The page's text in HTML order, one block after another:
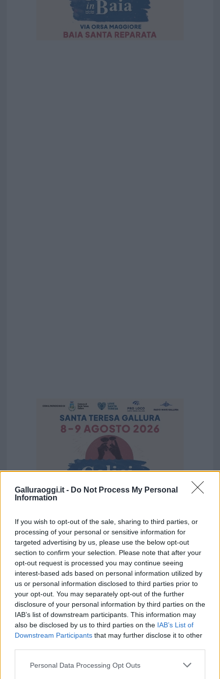
Galluraoggi.it - Do Not Process My Personal
Information
If you wish to opt-out of the sale, sharing to third parties, or
processing of your personal or sensitive information for
targeted advertising by us, please use the below opt-out
section to confirm your selection. Please note that after your
opt-out request is processed you may continue seeing
interest-based ads based on personal information utilized by
us or personal information disclosed to third parties prior to
your opt-out. You may separately opt-out of the further
disclosure of your personal information by third parties on the
IAB’s list of downstream participants. This information may
also be disclosed by us to third parties on the IAB’s List of
Downstream Participants that may further disclose it to other
Please note that this website/app uses one or more Google
Personal Data Processing Opt Outs
Vuoi rimuovere le pubblicità nazionali?
Puoi abbonarti asoli € 1,10 al mese
cliccandoqui
Sei già abbonato?
Puoi effettuare l'accesso andando nella
sezioneLogindal menù del sito o
cliccandoqui